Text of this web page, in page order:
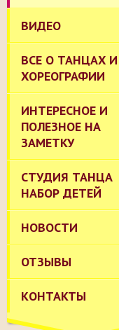
ВИДЕО
ВСЕ О ТАНЦАХ И
ХОРЕОГРАФИИ
ИНТЕРЕСНОЕ И
ПОЛЕЗНОЕ НА
ЗАМЕТКУ
СТУДИЯ ТАНЦА
НАБОР ДЕТЕЙ
НОВОСТИ
ОТЗЫВЫ
КОНТАКТЫ